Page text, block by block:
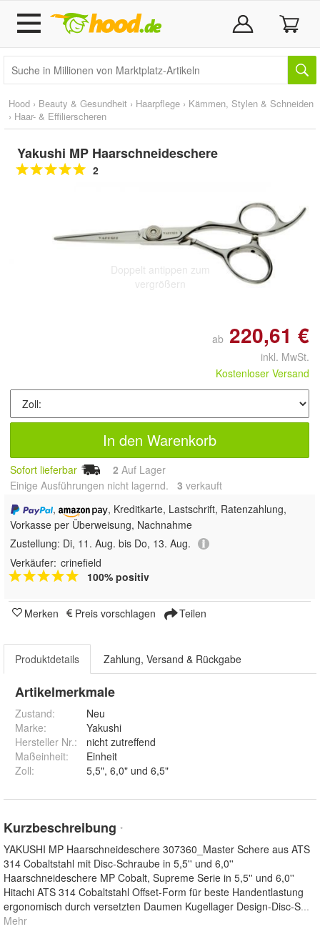
Hood › Beauty & Gesundheit › Haarpflege › Kämmen, Stylen & Schneiden
› Haar- & Effilierscheren
Yakushi MP Haarschneideschere
2
Doppelt antippen zum
vergrößern
ab 220,61 €
inkl. MwSt.
Kostenloser Versand
In den Warenkorb
Sofort lieferbar 2 Auf Lager
Einige Ausführungen nicht lagernd. 3 verkauft
,
, Kreditkarte, Lastschrift, Ratenzahlung,
Vorkasse per Überweisung, Nachnahme
Zustellung: Di, 11. Aug. bis Do, 13. Aug.
Verkäufer: crinefield
100% positiv
Merken Preis vorschlagen Teilen
Produktdetails Zahlung, Versand & Rückgabe
Artikelmerkmale
Zustand:
Neu
Marke:
Yakushi
Hersteller Nr.:
nicht zutreffend
Maßeinheit:
Einheit
Zoll: 5,5", 6,0" und 6,5"
Kurzbeschreibung *
YAKUSHI MP Haarschneideschere 307360_Master Schere aus ATS
314 Cobaltstahl mit Disc-Schraube in 5,5'' und 6,0''
Haarschneideschere MP Cobalt, Supreme Serie in 5,5'' und 6,0''
Hitachi ATS 314 Cobaltstahl Offset-Form für beste Handentlastung
ergonomisch durch versetzten Daumen Kugellager Design-Disc-S...
Mehr